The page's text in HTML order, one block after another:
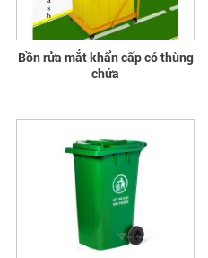
Bồn rửa mắt khẩn cấp có thùng
chứa